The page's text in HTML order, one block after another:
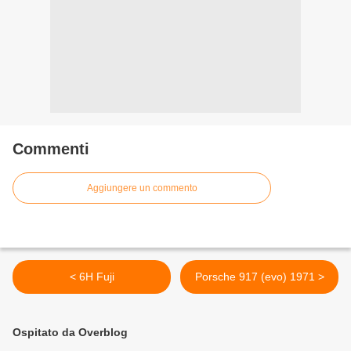
Commenti
Aggiungere un commento
< 6H Fuji Porsche 917 (evo) 1971 >
Ospitato da Overblog